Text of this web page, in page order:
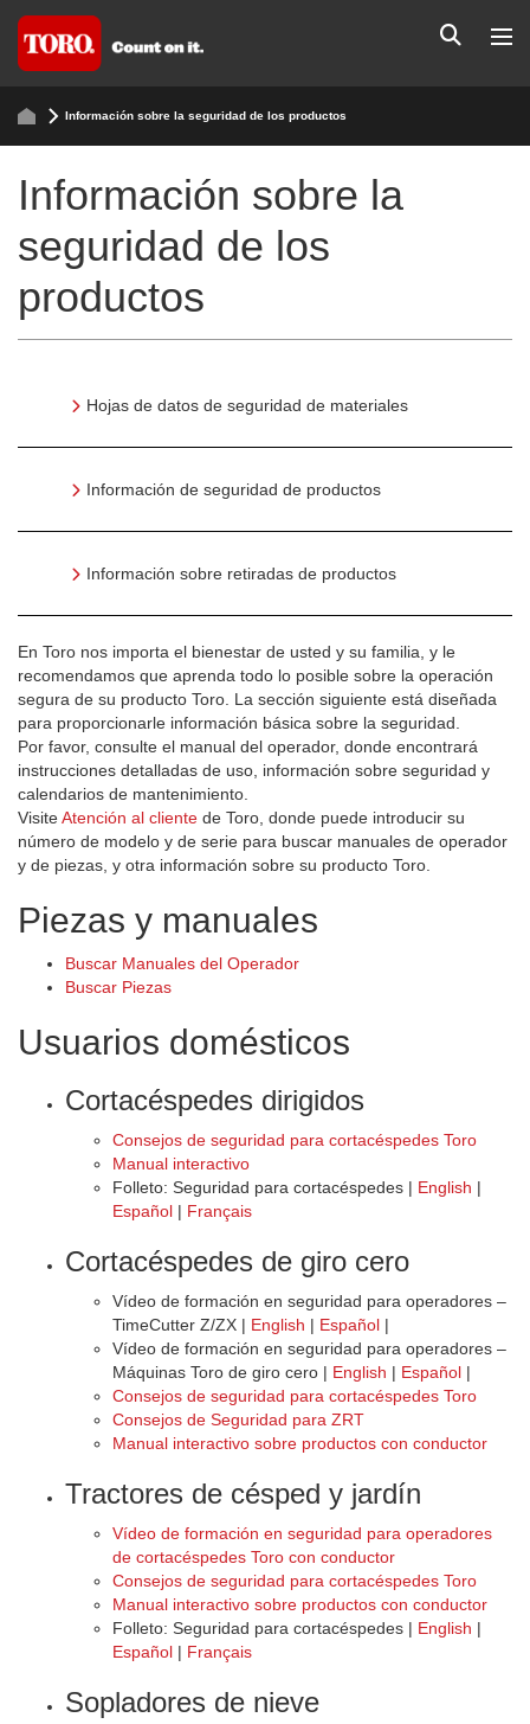
Información sobre la seguridad de los productos
Información sobre la
seguridad de los
productos
Hojas de datos de seguridad de materiales
Información de seguridad de productos
Información sobre retiradas de productos
En Toro nos importa el bienestar de usted y su familia, y le
recomendamos que aprenda todo lo posible sobre la operación
segura de su producto Toro. La sección siguiente está diseñada
para proporcionarle información básica sobre la seguridad.
Por favor, consulte el manual del operador, donde encontrará
instrucciones detalladas de uso, información sobre seguridad y
calendarios de mantenimiento.
VisiteAtención al cliente de Toro, donde puede introducir su
número de modelo y de serie para buscar manuales de operador
y de piezas, y otra información sobre su producto Toro.
Piezas y manuales
Buscar Manuales del Operador
Buscar Piezas
Usuarios domésticos
Cortacéspedes dirigidos
Consejos de seguridad para cortacéspedes Toro
Manual interactivo
Folleto: Seguridad para cortacéspedes | English |
Español | Français
Cortacéspedes de giro cero
Vídeo de formación en seguridad para operadores –
TimeCutter Z/ZX | English | Español |
Vídeo de formación en seguridad para operadores –
Máquinas Toro de giro cero | English | Español |
Consejos de seguridad para cortacéspedes Toro
Consejos de Seguridad para ZRT
Manual interactivo sobre productos con conductor
Tractores de césped y jardín
Vídeo de formación en seguridad para operadores
de cortacéspedes Toro con conductor
Consejos de seguridad para cortacéspedes Toro
Manual interactivo sobre productos con conductor
Folleto: Seguridad para cortacéspedes | English |
Español | Français
Sopladores de nieve